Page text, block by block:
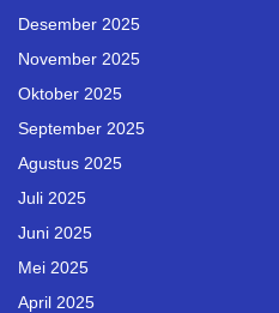
Desember 2025
November 2025
Oktober 2025
September 2025
Agustus 2025
Juli 2025
Juni 2025
Mei 2025
April 2025